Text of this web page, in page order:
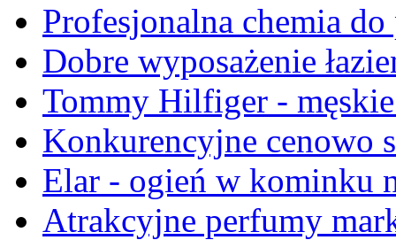
Profesjonalna chemia do
Dobre wyposażenie
Tommy Hilfiger -
Konkurencyjne cenowo
Elar - ogień w kominku
Atrakcyjne perfumy